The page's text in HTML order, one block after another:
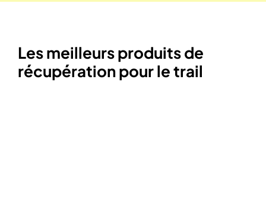
Les meilleurs produits de
récupération pour le trail